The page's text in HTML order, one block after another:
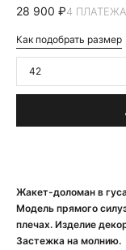
Жакет-доломан в
Модель прямого
плечах. Изделие
Застежка на молнию.
28 900 ₽4
Как подобрать размер
42